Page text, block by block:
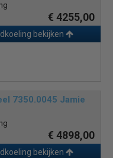
€ 4255,00
bekijken
7350.0045 Jamie
€ 4898,00
bekijken